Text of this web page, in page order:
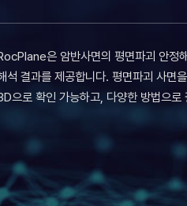
은 암반사면의 평면파괴 안정
석 결과를 제공합니다. 평면파괴 사면
으로 확인 가능하고, 다양한 방법으로